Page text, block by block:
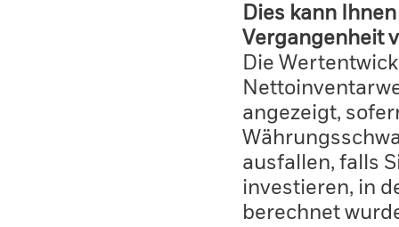
Dies kann
Vergangenheit
Die
angezeigt,
ausfallen, falls
investieren, in
berechnet